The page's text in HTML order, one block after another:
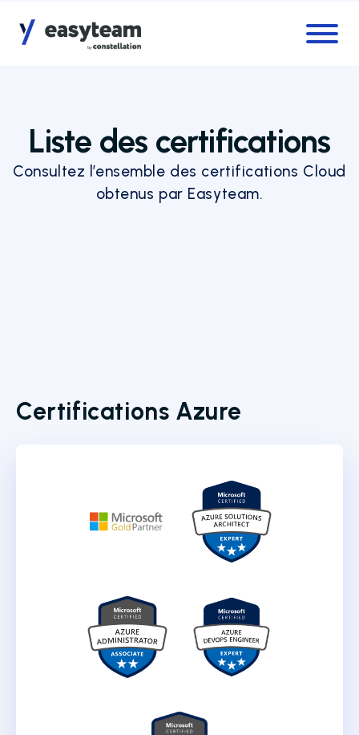
Liste des certifications
Consultez l’ensemble des certifications Cloud
obtenus par Easyteam.
Certifications Azure